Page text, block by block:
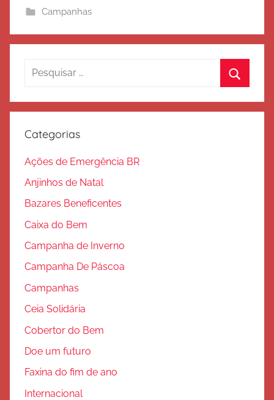
e
Campanhas
Pesquisar
Categorias
Ações de Emergência BR
Anjinhos de Natal
Bazares Beneficentes
Caixa do Bem
Campanha de Inverno
Campanha De Páscoa
Campanhas
Ceia Solidária
Cobertor do Bem
Doe um futuro
Faxina do fim de ano
Internacional